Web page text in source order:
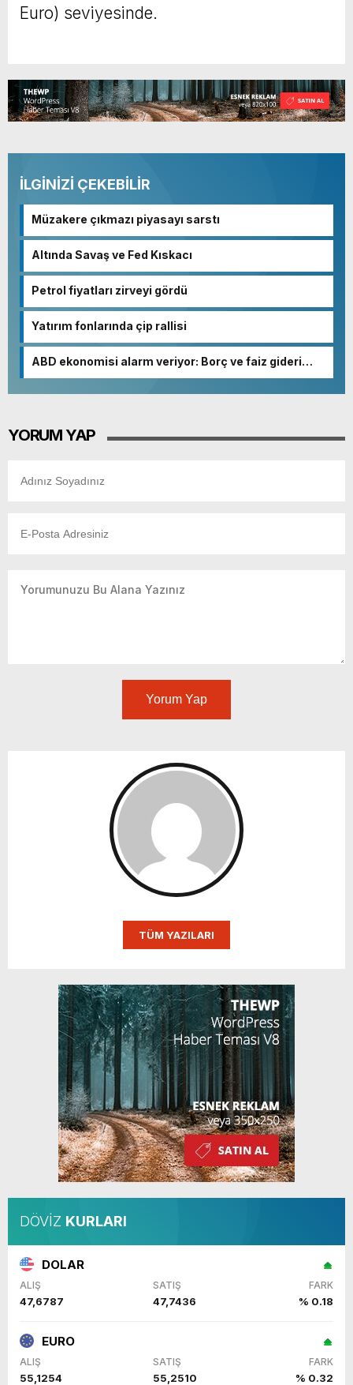
Euro) seviyesinde.
İLGİNİZİ ÇEKEBİLİR
Müzakere çıkmazı piyasayı sarstı
Altında Savaş ve Fed Kıskacı
Petrol fiyatları zirveyi gördü
Yatırım fonlarında çip rallisi
ABD ekonomisi alarm veriyor: Borç ve faiz gideri
YORUM YAP
Yorum Yap
TÜM YAZILARI
DÖVİZ KURLARI
DOLAR
ALIŞ SATIŞ FARK
47,6787 47,7436 % 0.18
EURO
ALIŞ SATIŞ FARK
55,1254 55,2510 % 0.32